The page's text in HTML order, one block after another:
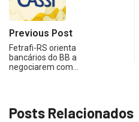
Previous Post
Fetrafi-RS orienta
bancários do BB a
negociarem com…
Posts Relacionados